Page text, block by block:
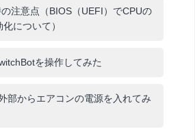
注意点（BIOS（UEFI）でCPUの
について）
を操作してみた
部からエアコンの電源を入れてみ